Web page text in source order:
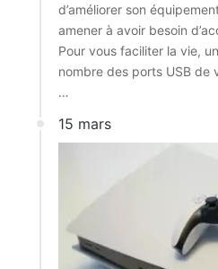
d’améliorer son
amener à avoir besoin
Pour vous faciliter la vie,
nombre des ports USB de
…
15 mars